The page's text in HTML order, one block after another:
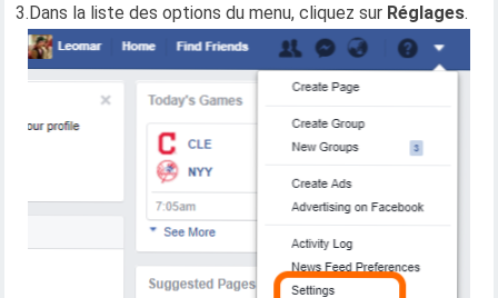
3.Dans la liste des options du menu, cliquez sur Réglages.